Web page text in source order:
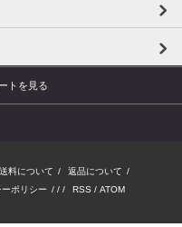
トを見る
料について / 返品について /
ポリシー / / / RSS / ATOM